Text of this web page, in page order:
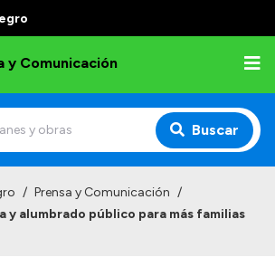
y Comunicación
Buscar
/ Prensa y Comunicación /
y alumbrado público para más familias